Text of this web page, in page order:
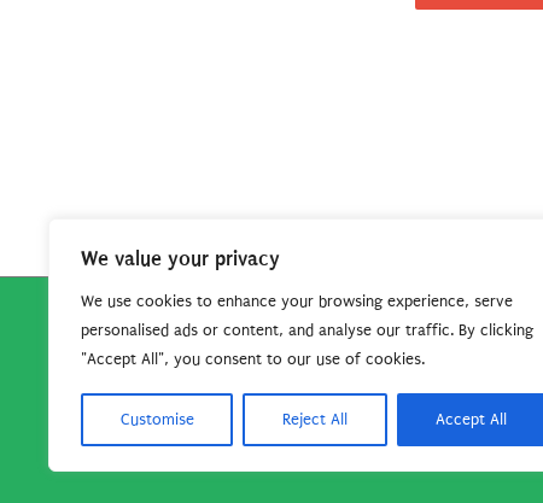
We value your privacy
We use cookies to enhance your browsing experience, serve
personalised ads or content, and analyse our traffic. By clicking
"Accept All", you consent to our use of cookies.
Customise Reject All Accept All
Copyright © 2026Robe da Cartoon| Robe da
questo sito per